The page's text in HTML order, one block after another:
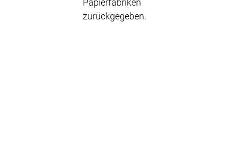
Papierfabriken
zurückgegeben.